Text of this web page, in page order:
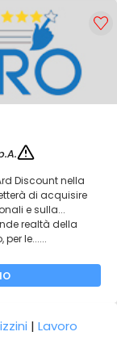
Discount nella
di acquisire
e sulla...
realtà della
le......
|Lavoro